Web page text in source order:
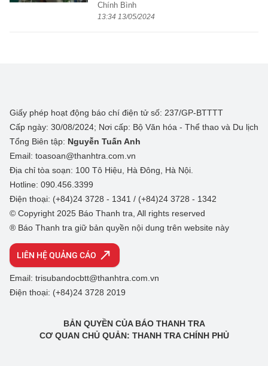
Chính Bình
13:34 13/05/2024
Giấy phép hoạt động báo chí điện tử số: 237/GP-BTTTT
Cấp ngày: 30/08/2024; Nơi cấp: Bộ Văn hóa - Thể thao và Du lịch
Tổng Biên tập: Nguyễn Tuấn Anh
Email: toasoan@thanhtra.com.vn
Địa chỉ tòa soạn: 100 Tô Hiệu, Hà Đông, Hà Nội.
Hotline: 090.456.3399
Điện thoại: (+84)24 3728 - 1341 / (+84)24 3728 - 1342
© Copyright 2025 Báo Thanh tra, All rights reserved
® Báo Thanh tra giữ bản quyền nội dung trên website này
LIÊN HỆ QUẢNG CÁO
Email: trisubandocbtt@thanhtra.com.vn
Điện thoại: (+84)24 3728 2019
BẢN QUYỀN CỦA BÁO THANH TRA
CƠ QUAN CHỦ QUẢN: THANH TRA CHÍNH PHỦ